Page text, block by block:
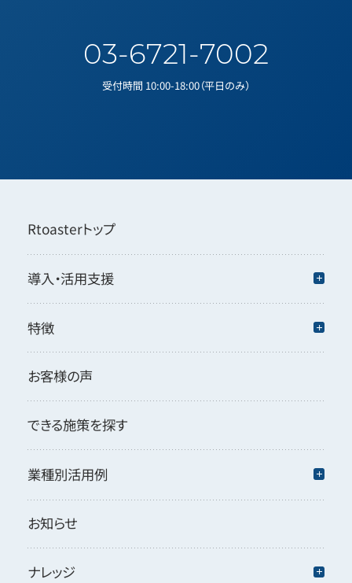
03-6721-7002
受付時間 10:00-18:00（平日のみ）
Rtoasterトップ
導入・活用支援
特徴
お客様の声
できる施策を探す
業種別活用例
お知らせ
ナレッジ